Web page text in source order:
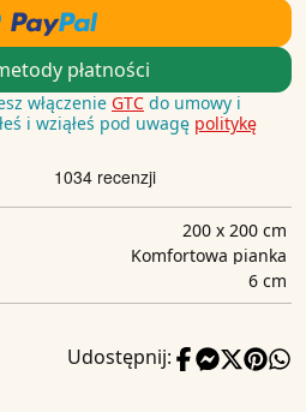
płatności
włączenie GTC do umowy i
i wziąłeś pod uwagę politykę
200 x 200 cm
Komfortowa pianka
6 cm
Udostępnij: